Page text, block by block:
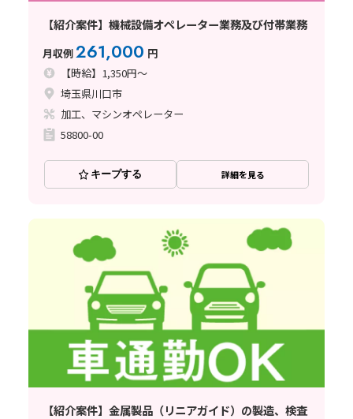
【紹介案件】機械設備オペレーター業務及び付帯業務
月収例261,000 円
【時給】1,350円～
埼玉県川口市
加工、マシンオペレーター
58800-00
キープする 詳細を見る
【紹介案件】金属製品（リニアガイド）の製造、検査